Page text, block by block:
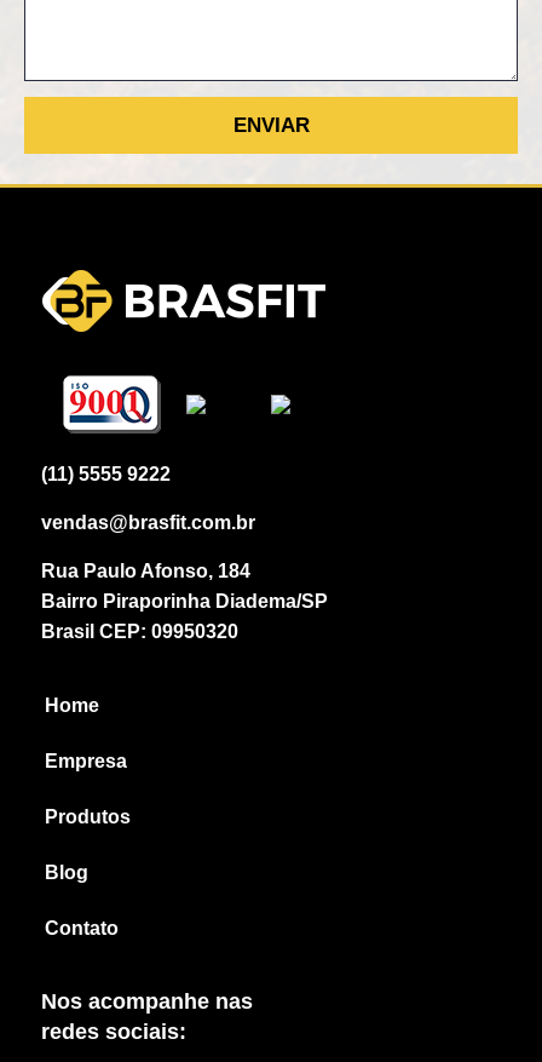
(11) 5555 9222
vendas@brasfit.com.br
Rua Paulo Afonso, 184
Bairro Piraporinha Diadema/SP
Brasil CEP: 09950320
Home
Empresa
Produtos
Blog
Contato
Nos acompanhe nas
redes sociais: